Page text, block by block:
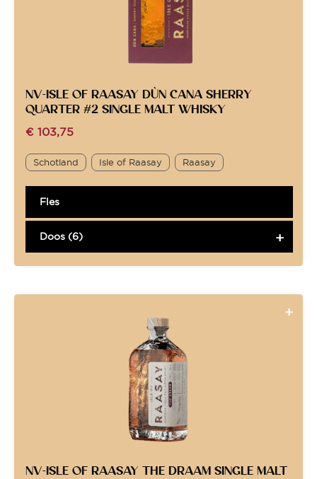
NV-ISLE OF RAASAY DÙN CANA SHERRY
QUARTER #2 SINGLE MALT WHISKY
€ 103,75
Schotland Isle of Raasay Raasay
Fles
Doos (6)
NV-ISLE OF RAASAY THE DRAAM SINGLE MALT